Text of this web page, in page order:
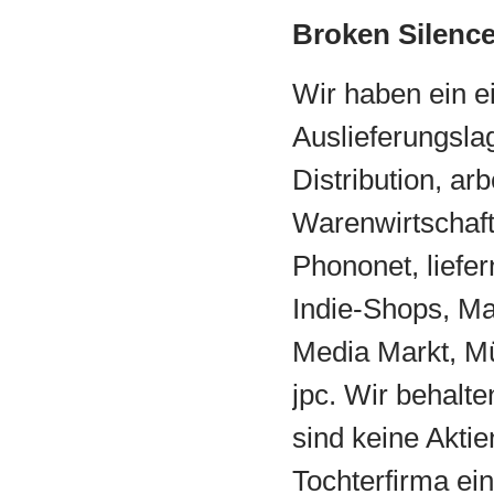
Broken
Wir haben ein
Distribution,
Phononet,
Indie-Shops,
Media Markt,
jpc. Wir
sind keine
Tochterfirma